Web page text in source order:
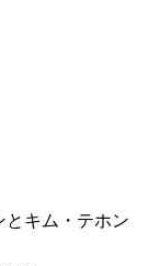
とキム・テホン